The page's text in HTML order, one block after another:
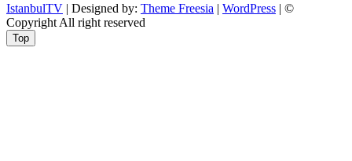
IstanbulTV | Designed by: Theme Freesia | WordPress | ©
Copyright All right reserved
Top